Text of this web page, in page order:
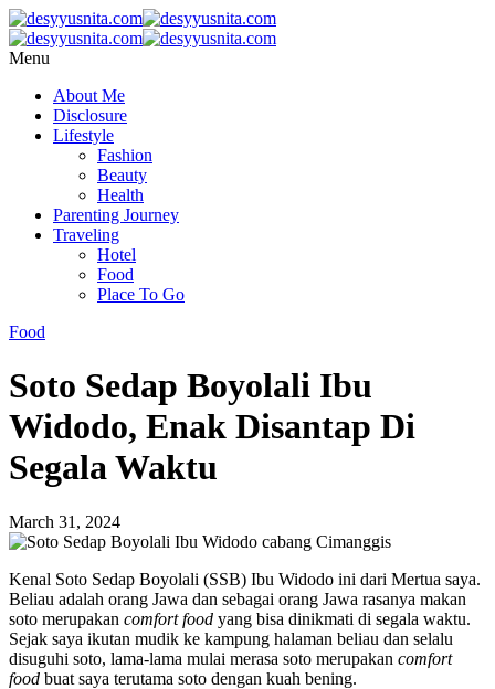
Menu
About Me
Disclosure
Lifestyle
Fashion
Beauty
Health
Parenting Journey
Traveling
Hotel
Food
Place To Go
Food
Soto Sedap Boyolali Ibu
Widodo, Enak Disantap Di
Segala Waktu
March 31, 2024
Kenal Soto Sedap Boyolali (SSB) Ibu Widodo ini dari Mertua saya.
Beliau adalah orang Jawa dan sebagai orang Jawa rasanya makan
soto merupakan comfort food yang bisa dinikmati di segala waktu.
Sejak saya ikutan mudik ke kampung halaman beliau dan selalu
disuguhi soto, lama-lama mulai merasa soto merupakan comfort
food buat saya terutama soto dengan kuah bening.